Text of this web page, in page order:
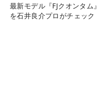
最新モデル『FJクオンタム』
を石井良介プロがチェック